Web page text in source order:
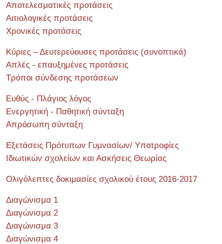
Αποτελεσματικές προτάσεις
Αιτιολογικές προτάσεις
Χρονικές προτάσεις
Κύριες – Δευτερεύουσες προτάσεις (συνοπτικά)
Απλές - επαυξημένες προτάσεις
Τρόποι σύνδεσης προτάσεων
Ευθύς - Πλάγιος λόγος
Ενεργητική - Παθητική σύνταξη
Απρόσωπη σύνταξη
Εξετάσεις Πρότυπων Γυμνασίων/ Υποτροφίες
Ιδιωτικών σχολείων και Ασκήσεις Θεωρίας
Ολιγόλεπτες δοκιμασίες σχολικού έτους 2016-2017
Διαγώνισμα 1
Διαγώνισμα 2
Διαγώνισμα 3
Διαγώνισμα 4